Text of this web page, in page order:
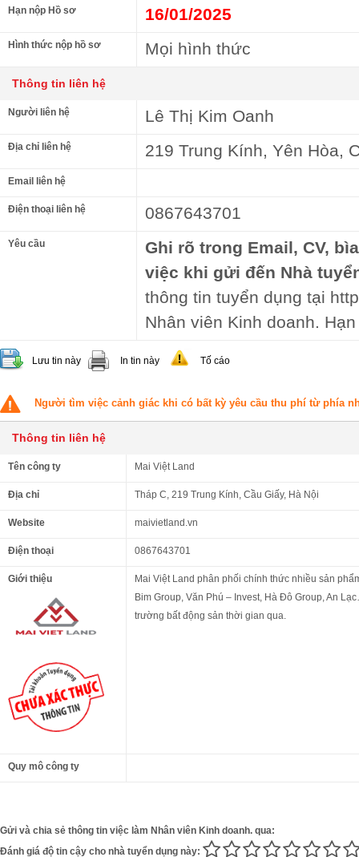
Hạn nộp Hồ sơ 16/01/2025
Hình thức nộp hồ sơ Mọi hình thức
Thông tin liên hệ
Người liên hệ Lê Thị Kim Oanh
Địa chỉ liên hệ 219 Trung Kính, Yên Hòa,
Email liên hệ
Điện thoại liên hệ 0867643701
Yêu cầu
Ghi rõ trong Email, CV,
việc khi gửi đến Nhà
thông tin tuyển dụng tại
Nhân viên Kinh doanh.
Lưu tin này In tin này Tố cáo
Người tìm việc cảnh giác khi có bất kỳ yêu cầu thu phí từ phía
Thông tin liên hệ
Tên công ty Mai Việt Land
Địa chỉ Tháp C, 219 Trung Kính, Cầu Giấy, Hà Nội
Website maivietland.vn
Điện thoại 0867643701
Giới thiệu
Mai Việt Land phân phối chính thức nhiều sản
Bim Group, Văn Phú – Invest, Hà Đô Group, An
trường bất động sản thời gian qua.
Quy mô công ty
Gửi và chia sẻ thông tin việc làm Nhân viên Kinh doanh. qua:
Đánh giá độ tin cậy cho nhà tuyển dụng này: